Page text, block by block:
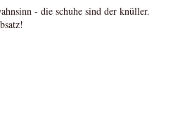
- die schuhe sind der knüller.